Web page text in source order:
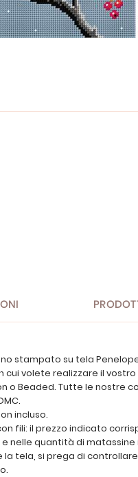
stampato su tela
cui volete realizzare il
o Beaded. Tutte le nostre
incluso.
fili: il prezzo indicato
nelle quantità di
la tela, si prega di